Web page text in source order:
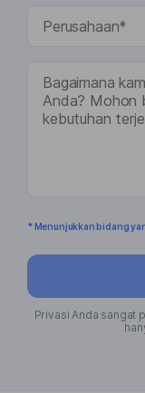
* Menunjukkan bidang
Privasi Anda sangat